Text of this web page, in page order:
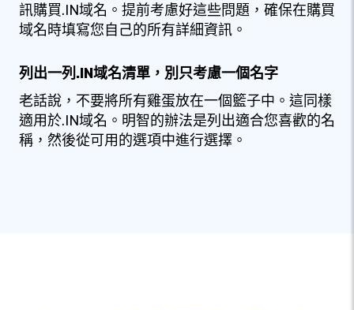
訊購買.IN域名。提前考慮好這些問題，確保在購買
域名時填寫您自己的所有詳細資訊。
列出一列.IN域名清單，別只考慮一個名字
老話說，不要將所有雞蛋放在一個籃子中。這同樣
適用於.IN域名。明智的辦法是列出適合您喜歡的名
稱，然後從可用的選項中進行選擇。